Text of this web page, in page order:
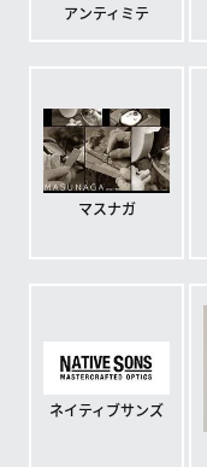
アンティミテ
マスナガ
ネイティブサンズ